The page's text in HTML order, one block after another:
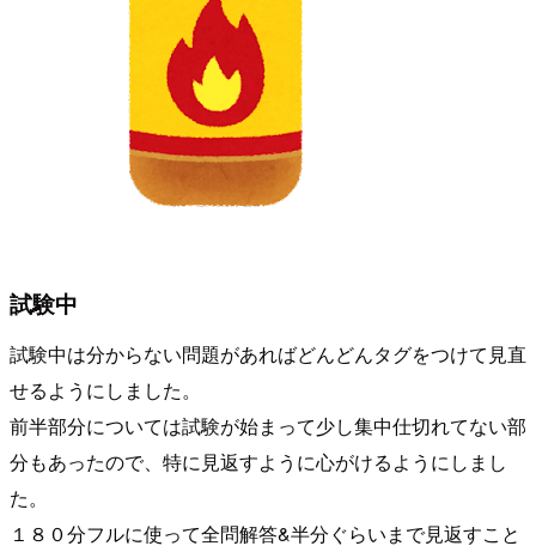
試験中
試験中は分からない問題があればどんどんタグをつけて見直
せるようにしました。
前半部分については試験が始まって少し集中仕切れてない部
分もあったので、特に見返すように心がけるようにしまし
た。
１８０分フルに使って全問解答&半分ぐらいまで見返すこと